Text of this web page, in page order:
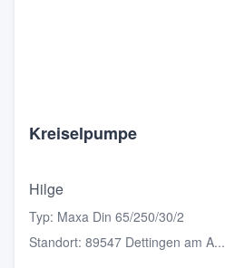
Kreiselpumpe
Hilge
Typ: Maxa Din 65/250/30/2
Standort: 89547 Dettingen am A...